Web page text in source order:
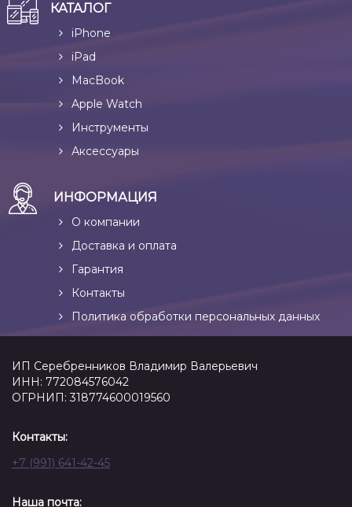
КАТАЛОГ
iPhone
iPad
MacBook
Apple Watch
Инструменты
Аксессуары
ИНФОРМАЦИЯ
О компании
Доставка и оплата
Гарантия
Контакты
Политика обработки персональных данных
ИП Серебренников Владимир Валерьевич
ИНН: 772084576042
ОГРНИП: 318774600019560
Контакты:
+7 (991) 641-42-45
Наша почта: